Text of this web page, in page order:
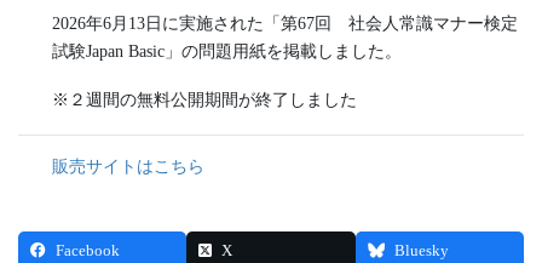
2026年6月13日に実施された「第67回 社会人常識マナー検定
試験Japan Basic」の問題用紙を掲載しました。
※２週間の無料公開期間が終了しました
販売サイトはこちら
Facebook X Bluesky